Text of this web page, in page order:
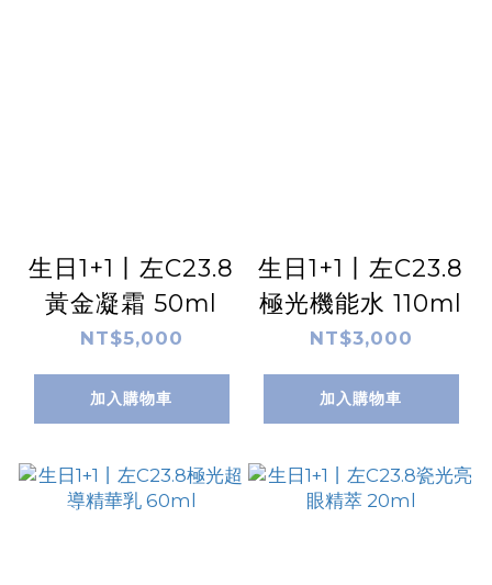
生日1+1丨左C23.8
黃金凝霜 50ml
NT$5,000
加入購物車
生日1+1丨左C23.8
極光機能水 110ml
NT$3,000
加入購物車